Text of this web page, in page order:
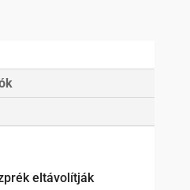
eltávolítják